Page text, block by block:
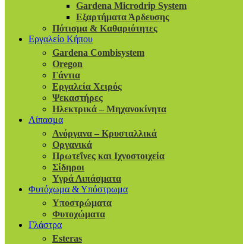
Gardena Microdrip System
Εξαρτήματα Άρδευσης
Πότισμα & Καθαριότητες
Εργαλείο Κήπου
Gardena Combisystem
Oregon
Γάντια
Εργαλεία Χειρός
Ψεκαστήρες
Ηλεκτρικά – Μηχανοκίνητα
Λίπασμα
Ανόργανα – Κρυσταλλικά
Οργανικά
Πρωτεΐνες και Ιχνοστοιχεία
Σίδηροι
Υγρά Λιπάσματα
Φυτόχωμα & Υπόστρωμα
Υποστρώματα
Φυτοχώματα
Γλάστρα
Esteras